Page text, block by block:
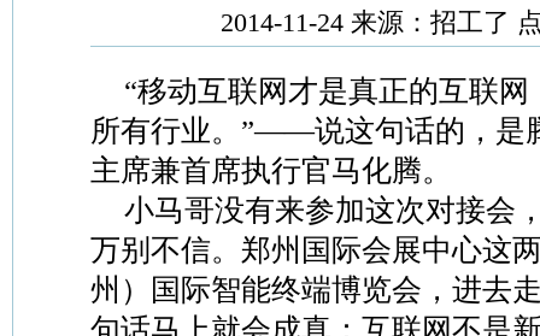
2014-11-24 来源：招工了
“移动互联网才是真正的互联
所有行业。”——说这句话的，是
主席兼首席执行官马化腾。
小马哥没有来参加这次对接会
万别不信。郑州国际会展中心这
州）国际智能终端博览会，进去
句话马上就会成真：互联网不是